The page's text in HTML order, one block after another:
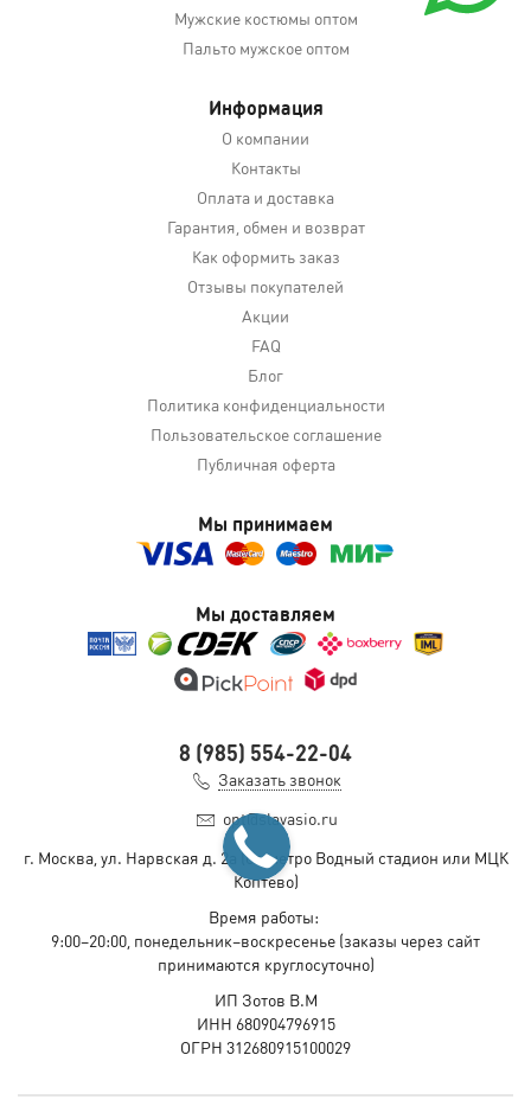
Мужские костюмы оптом
Пальто мужское оптом
Информация
О компании
Контакты
Оплата и доставка
Гарантия, обмен и возврат
Как оформить заказ
Отзывы покупателей
Акции
FAQ
Блог
Политика конфиденциальности
Пользовательское соглашение
Публичная оферта
Мы принимаем
Мы доставляем
8 (985) 554-22-04
Заказать звонок
opt@slavasio.ru
г. Москва, ул. Нарвская д. 2а (ст. метро Водный стадион или МЦК
Коптево)
Время работы:
9:00–20:00, понедельник–воскресенье (заказы через сайт
принимаются круглосуточно)
ИП Зотов В.М
ИНН 680904796915
ОГРН 312680915100029